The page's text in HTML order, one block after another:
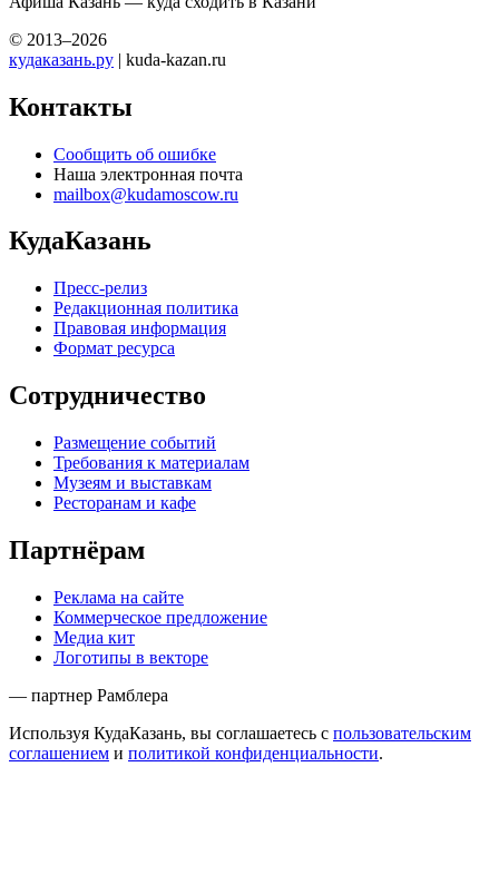
© 2013–2026
кудаказань.ру | kuda-kazan.ru
Контакты
Сообщить об ошибке
Наша электронная почта
mailbox@kudamoscow.ru
КудаКазань
Пресс-релиз
Редакционная политика
Правовая информация
Формат ресурса
Сотрудничество
Размещение событий
Требования к материалам
Музеям и выставкам
Ресторанам и кафе
Партнёрам
Реклама на сайте
Коммерческое предложение
Медиа кит
Логотипы в векторе
— партнер Рамблера
Используя КудаКазань, вы соглашаетесь с пользовательским
соглашением и политикой конфиденциальности.